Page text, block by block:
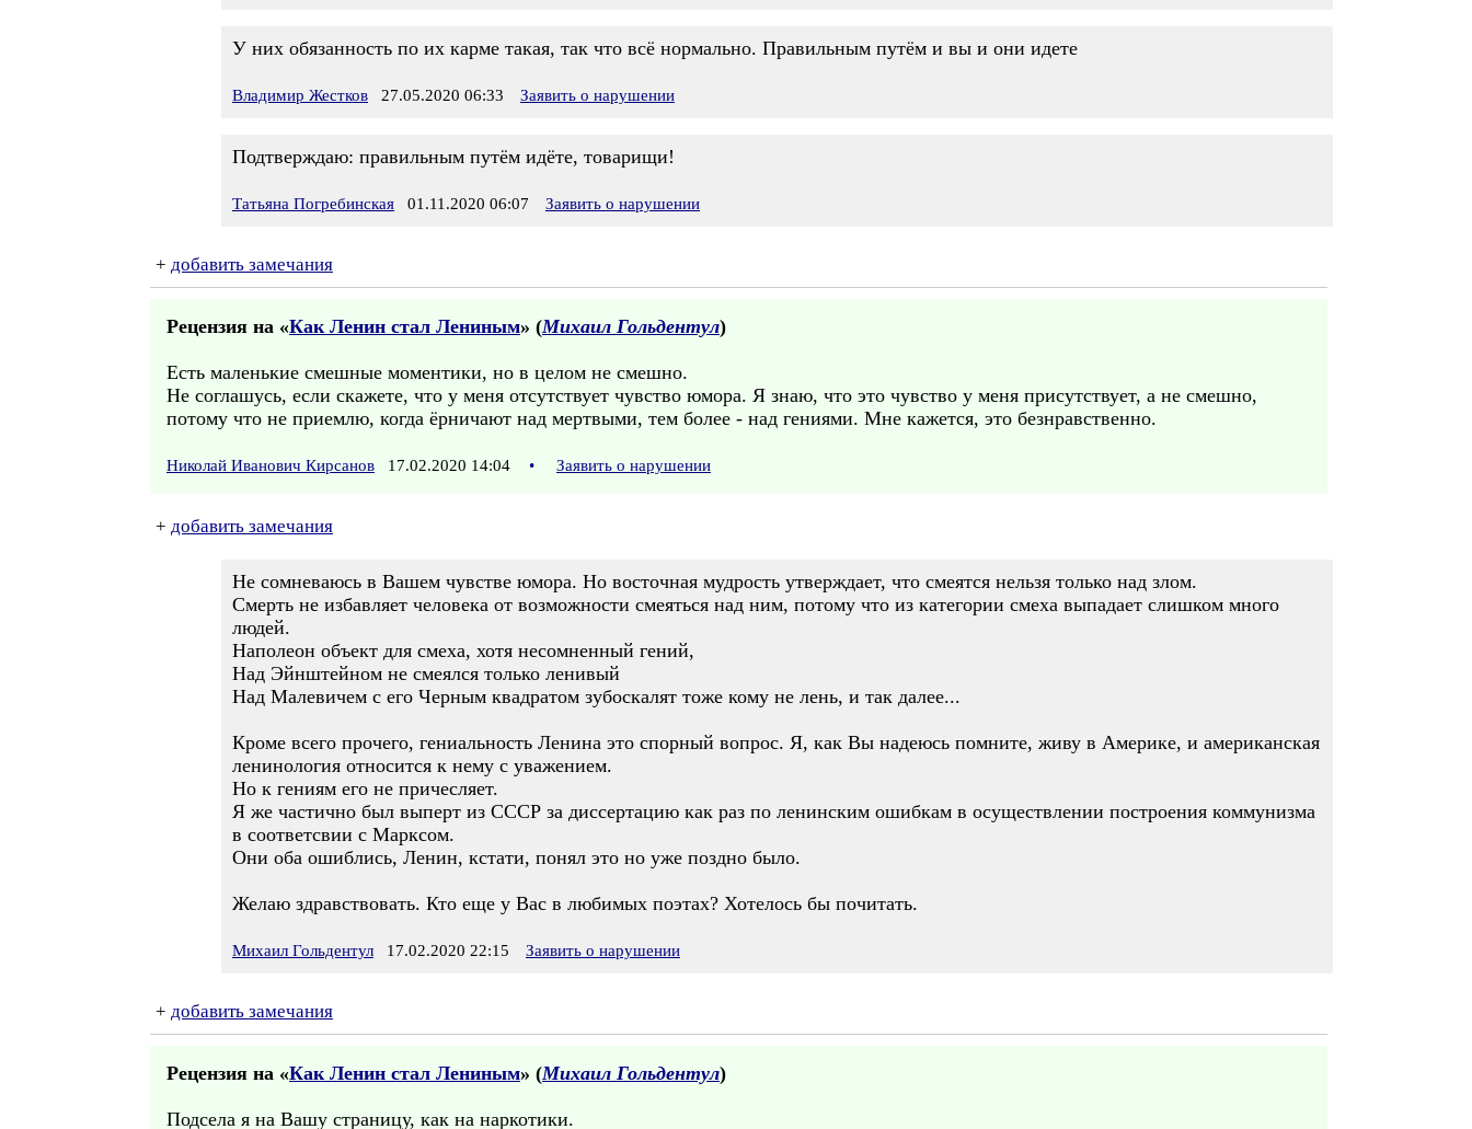
У них обязанность по их карме такая, так что всё нормально. Правильным путём и вы и они идете
Владимир Жестков 27.05.2020 06:33 Заявить о нарушении
Подтверждаю: правильным путём идёте, товарищи!
Татьяна Погребинская 01.11.2020 06:07 Заявить о нарушении
+ добавить замечания
Рецензия на «Как Ленин стал Лениным» (Михаил Гольдентул)
Есть маленькие смешные моментики, но в целом не смешно.
Не соглашусь, если скажете, что у меня отсутствует чувство юмора. Я знаю, что это чувство у меня присутствует, а не смешно,
потому что не приемлю, когда ёрничают над мертвыми, тем более - над гениями. Мне кажется, это безнравственно.
Николай Иванович Кирсанов 17.02.2020 14:04 • Заявить о нарушении
+ добавить замечания
Не сомневаюсь в Вашем чувстве юмора. Но восточная мудрость утверждает, что смеятся нельзя только над злом.
Смерть не избавляет человека от возможности смеяться над ним, потому что из категории смеха выпадает слишком много
людей.
Наполеон объект для смеха, хотя несомненный гений,
Над Эйнштейном не смеялся только ленивый
Над Малевичем с его Черным квадратом зубоскалят тоже кому не лень, и так далее...
Кроме всего прочего, гениальность Ленина это спорный вопрос. Я, как Вы надеюсь помните, живу в Америке, и американская
ленинология относится к нему с уважением.
Но к гениям его не причесляет.
Я же частично был выперт из СССР за диссертацию как раз по ленинским ошибкам в осуществлении построения коммунизма
в соответсвии с Марксом.
Они оба ошиблись, Ленин, кстати, понял это но уже поздно было.
Желаю здравствовать. Кто еще у Вас в любимых поэтах? Хотелось бы почитать.
Михаил Гольдентул 17.02.2020 22:15 Заявить о нарушении
+ добавить замечания
Рецензия на «Как Ленин стал Лениным» (Михаил Гольдентул)
Подсела я на Вашу страницу, как на наркотики.